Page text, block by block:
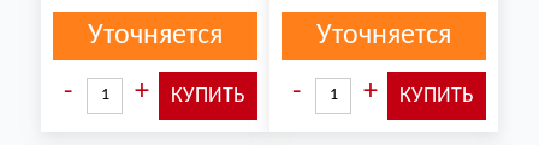
Уточняется Уточняется